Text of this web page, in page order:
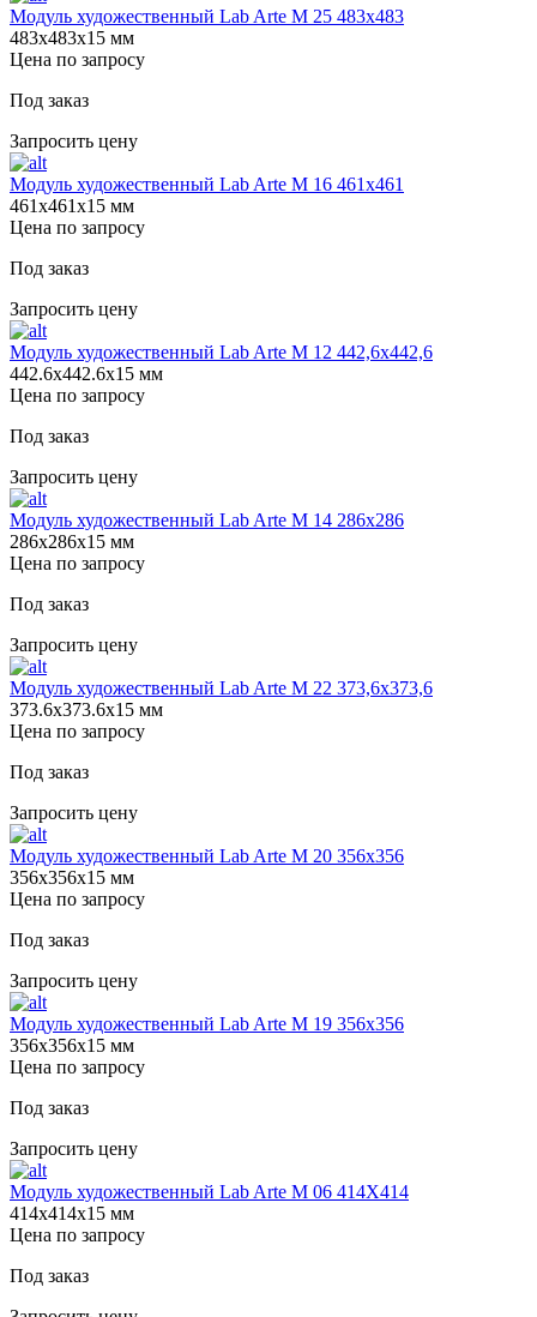
Модуль художественный Lab Arte М 25 483х483
483х483х15 мм
Цена по запросу
Под заказ
Запросить цену
Модуль художественный Lab Arte М 16 461х461
461х461х15 мм
Цена по запросу
Под заказ
Запросить цену
Модуль художественный Lab Arte М 12 442,6х442,6
442.6х442.6х15 мм
Цена по запросу
Под заказ
Запросить цену
Модуль художественный Lab Arte М 14 286х286
286х286х15 мм
Цена по запросу
Под заказ
Запросить цену
Модуль художественный Lab Arte М 22 373,6х373,6
373.6х373.6х15 мм
Цена по запросу
Под заказ
Запросить цену
Модуль художественный Lab Arte М 20 356х356
356х356х15 мм
Цена по запросу
Под заказ
Запросить цену
Модуль художественный Lab Arte М 19 356х356
356х356х15 мм
Цена по запросу
Под заказ
Запросить цену
Модуль художественный Lab Arte М 06 414Х414
414х414х15 мм
Цена по запросу
Под заказ